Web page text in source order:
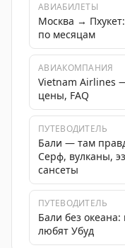
АВИАБИЛЕТЫ
Москва →
по месяцам
АВИАКОМПАНИЯ
Vietnam Airlines
цены, FAQ
ПУТЕВОДИТЕЛЬ
Бали — там
Серф, вулканы,
сансеты
ПУТЕВОДИТЕЛЬ
Бали без
любят Убуд